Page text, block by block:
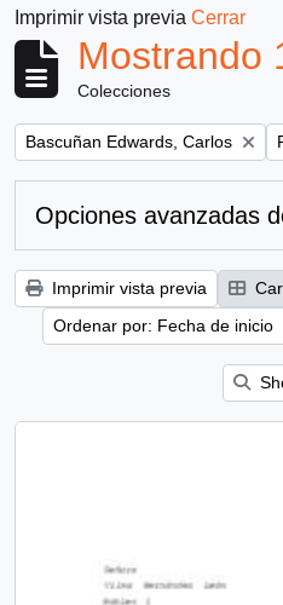
Imprimir vista previa Cerrar
Mostrando
Colecciones
Remove filter:
Bascuñan Edwards, Carlos
Opciones avanzadas
Imprimir vista previa
Ordenar por: Fecha de inicio